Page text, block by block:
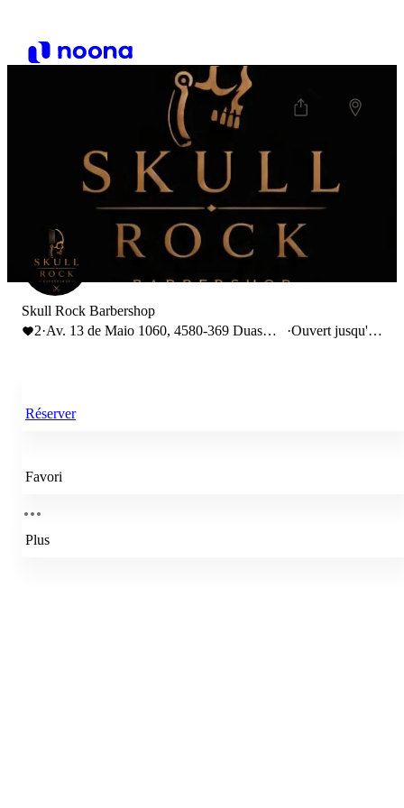
Skull Rock Barbershop
2·Av. 13 de Maio 1060, 4580-369 Duas
·Ouvert jusqu'à
Réserver
Favori
Plus